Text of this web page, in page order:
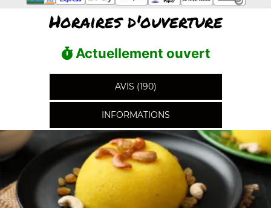
Horaires d'ouverture
Actuellement ouvert
AVIS (190)
INFORMATIONS